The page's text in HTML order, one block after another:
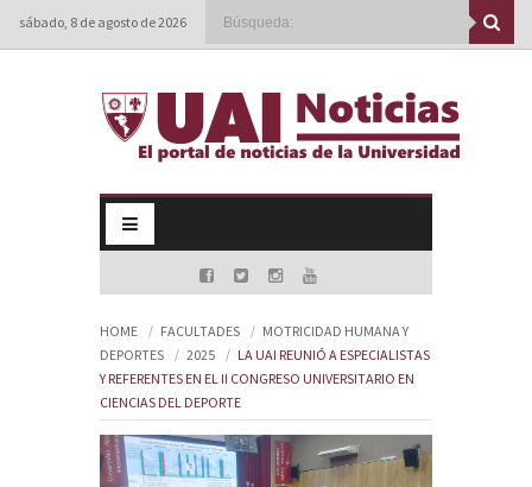
sábado, 8 de agosto de 2026
HOME FACULTADES
MOTRICIDAD HUMANA Y
DEPORTES
2025
LA UAI REUNIÓ A ESPECIALISTAS
Y REFERENTES EN EL II CONGRESO UNIVERSITARIO EN
CIENCIAS DEL DEPORTE